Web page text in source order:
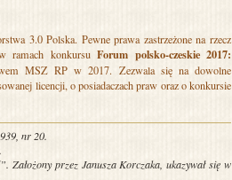
3.0 Polska. Pewne prawa zastrzeżone na rzecz
w ramach konkursuForum polsko-czeskie 2017:
MSZ RP w 2017. Zezwala się na dowolne
licencji, o posiadaczach praw oraz o konkursie
nr 20.
Założony przez Janusza Korczaka, ukazywał się w